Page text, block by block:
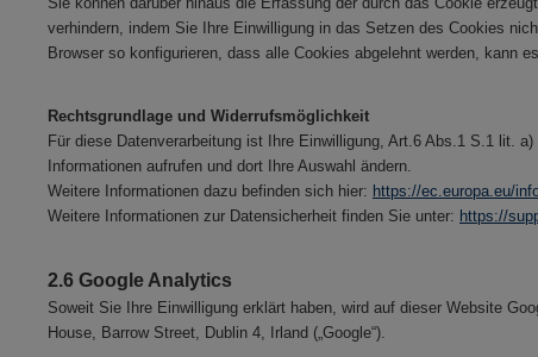
verhindern, indem Sie Ihre Einwilligung in das Setzen des Cookies
Browser so konfigurieren, dass alle Cookies abgelehnt werden, kann
Rechtsgrundlage und Widerrufsmöglichkeit
Für diese Datenverarbeitung ist Ihre Einwilligung, Art.6 Abs.1 S.1 lit.
Informationen aufrufen und dort Ihre Auswahl ändern.
Weitere Informationen dazu befinden sich hier: https://ec.europa.eu/
Weitere Informationen zur Datensicherheit finden Sie unter: https://
2.6 Google Analytics
Soweit Sie Ihre Einwilligung erklärt haben, wird auf dieser Website
House, Barrow Street, Dublin 4, Irland („Google“).